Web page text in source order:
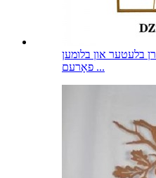
בלעטער און בלומען
פאָרעם ...